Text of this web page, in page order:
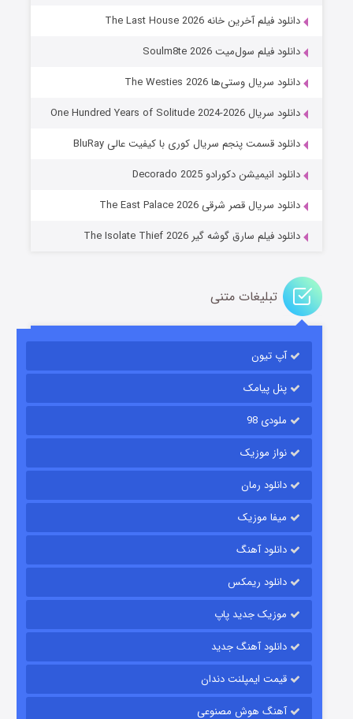
عملیات آپارتمان
قسمت۲ (زیرنویس) منتشر شد
شکست استوارت در نجات جهان
قسمت
دانلود فیلم آخرین خانه The Last House 2026
دانلود فیلم سول‌میت Soulm8te 2026
دانلود سریال وستی‌ها The Westies 2026
دانلود سریال One Hundred Years of Solitude 2024-2026
دانلود قسمت پنجم سریال کوری با کیفیت عالی BluRay
دانلود انیمیشن دکورادو Decorado 2025
دانلود سریال قصر شرقی The East Palace 2026
دانلود فیلم سارق گوشه گیر The Isolate Thief 2026
تبلیغات متنی
آپ تیون
پنل پیامک
ملودی 98
نواز موزیک
دانلود رمان
میفا موزیک
دانلود آهنگ
دانلود ریمکس
موزیک جدید پاپ
دانلود آهنگ جدید
قیمت ایمپلنت دندان
آهنگ هوش مصنوعی